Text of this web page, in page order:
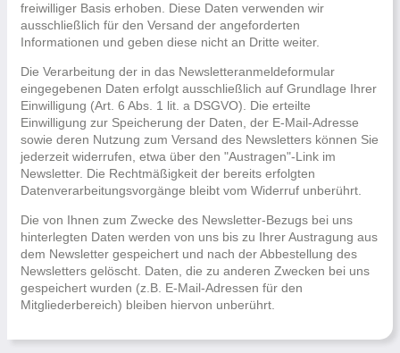
freiwilliger Basis erhoben. Diese Daten verwenden wir
ausschließlich für den Versand der angeforderten
Informationen und geben diese nicht an Dritte weiter.
Die Verarbeitung der in das Newsletteranmeldeformular
eingegebenen Daten erfolgt ausschließlich auf Grundlage Ihrer
Einwilligung (Art. 6 Abs. 1 lit. a DSGVO). Die erteilte
Einwilligung zur Speicherung der Daten, der E-Mail-Adresse
sowie deren Nutzung zum Versand des Newsletters können Sie
jederzeit widerrufen, etwa über den "Austragen"-Link im
Newsletter. Die Rechtmäßigkeit der bereits erfolgten
Datenverarbeitungsvorgänge bleibt vom Widerruf unberührt.
Die von Ihnen zum Zwecke des Newsletter-Bezugs bei uns
hinterlegten Daten werden von uns bis zu Ihrer Austragung aus
dem Newsletter gespeichert und nach der Abbestellung des
Newsletters gelöscht. Daten, die zu anderen Zwecken bei uns
gespeichert wurden (z.B. E-Mail-Adressen für den
Mitgliederbereich) bleiben hiervon unberührt.